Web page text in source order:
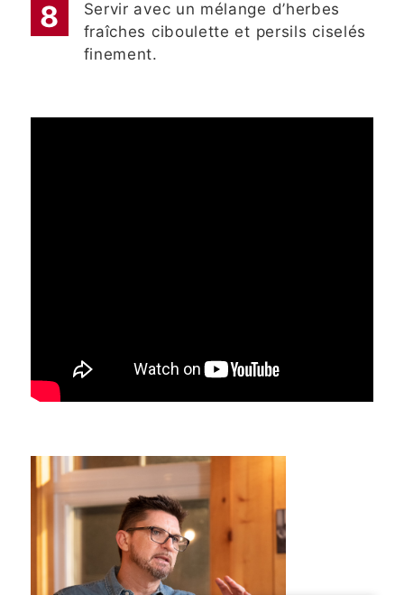
Servir avec un mélange d’herbes
fraîches ciboulette et persils ciselés
finement.